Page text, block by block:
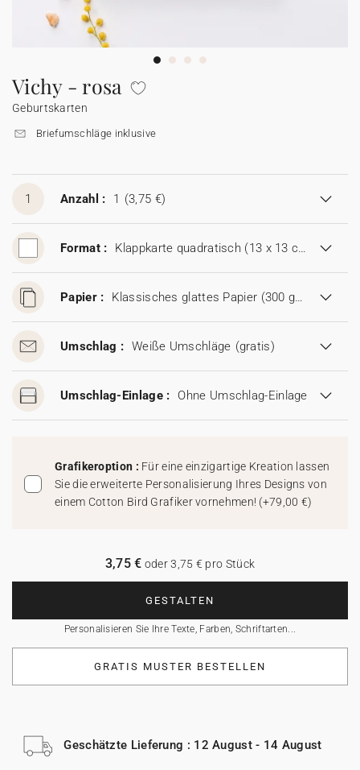
Girlande
Aufkleber für Einwegkamera
Wunderkerzen-Etikett
Mini Glasflasche
Collab
Johanna x Cotton Bird
Spitztüte Taufe
Mini Glasflasche
Lesezeichen
Seife
Einwegkamera
Alle Produkte
Alles für Glückwünsche
Alle digitalen Karten
Geschenkanhänger
Mini Glasflasche
Vichy - rosa
Geburtskarten
Briefumschläge inklusive
1 Anzahl : 1 (3,75 €)
Format : Klappkarte quadratisch (13 x 13 cm)
Papier : Klassisches glattes Papier (300 g/m²)
Umschlag : Weiße Umschläge (gratis)
Umschlag-Einlage : Ohne Umschlag-Einlage
Grafikeroption : Für eine einzigartige Kreation lassen
Sie die erweiterte Personalisierung Ihres Designs von
einem Cotton Bird Grafiker vornehmen! (+79,00 €)
GESTALTEN
Personalisieren Sie Ihre Texte, Farben, Schriftarten...
3,75 € oder 3,75 € pro Stück
GRATIS MUSTER BESTELLEN
Geschätzte Lieferung : 12 August - 14 August